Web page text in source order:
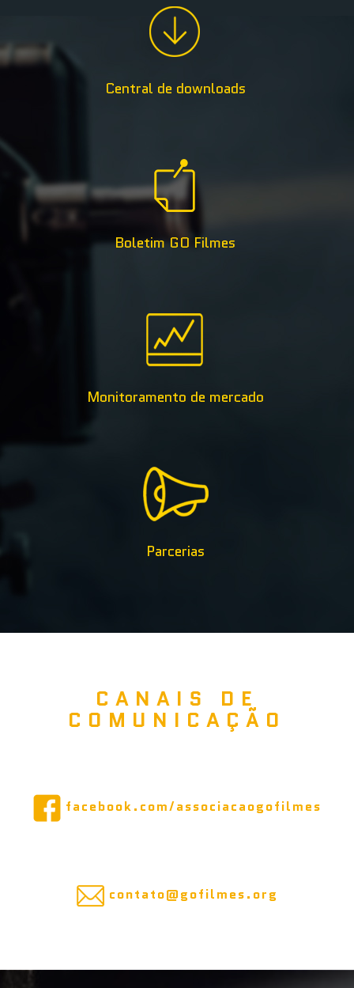
Central de downloads
Boletim GO Filmes
Monitoramento de mercado
Parcerias
CANAIS DE
COMUNICAÇÃO
facebook.com/associacaogofilmes
contato@gofilmes.org